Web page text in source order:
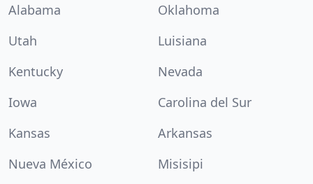
Alabama
Oklahoma
Utah
Luisiana
Kentucky
Nevada
Iowa
Carolina del Sur
Kansas
Arkansas
Nueva México
Misisipi